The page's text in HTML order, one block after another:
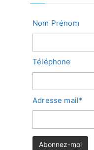
Nom Prénom
Téléphone
Adresse mail*